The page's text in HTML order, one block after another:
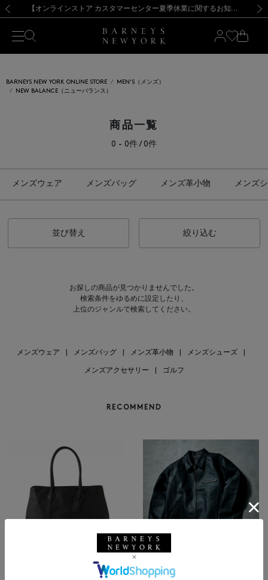
新規登録のお客様も対象！＜MY BARNEYS＞会員のお客様は11,000円（税込）以上のお買上げで常時送料無料！お買い物の際は会員登録を！
【夏季休業に伴う出荷一時停止のお知らせ】(2026.8.7) 【オンラインストア カスタマーセンター夏季休業に関するお知らせ】（2026.8.7）
【夏季休業に伴う返品・交換承り一時停止のお知らせ】（2026.8.5）
熊本県を中心とした地震の影響によるお荷物のお届けについて
【開催中】SUMMER SALEのご案内・ご注意事項 新規登録のお客様も対象！＜MY BARNEYS＞会員のお客様は11,000円（税込）以上のお買上げで常時送料無料！お買い物の際は会員登録を！
【夏季休業に伴う出荷一時停止のお知らせ】(2026.8.7)
BARNEYS NEW YORK ONLINE STORE
MEN'S（メンズ）
NEW BALANCE（ニューバランス）
商品一覧
0 - 0件 / 0件
メンズウェア メンズバッグ メンズ革小物 メンズ
並び替え 絞り込む
お探しの商品が見つかりませんでした。
検索条件をゆるめに設定したり、
上位のジャンルで検索してください。
メンズウェア メンズバッグ メンズ革小物 メンズシューズ
メンズアクセサリー ゴルフ
RECOMMEND
NEW